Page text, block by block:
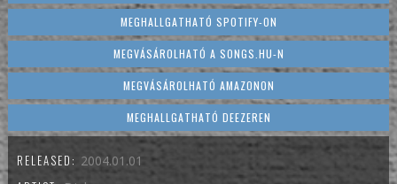
MEGHALLGATHATÓ SPOTIFY-ON
MEGVÁSÁROLHATÓ A SONGS.HU-N
MEGVÁSÁROLHATÓ AMAZONON
MEGHALLGATHATÓ DEEZEREN
RELEASED: 2004.01.01